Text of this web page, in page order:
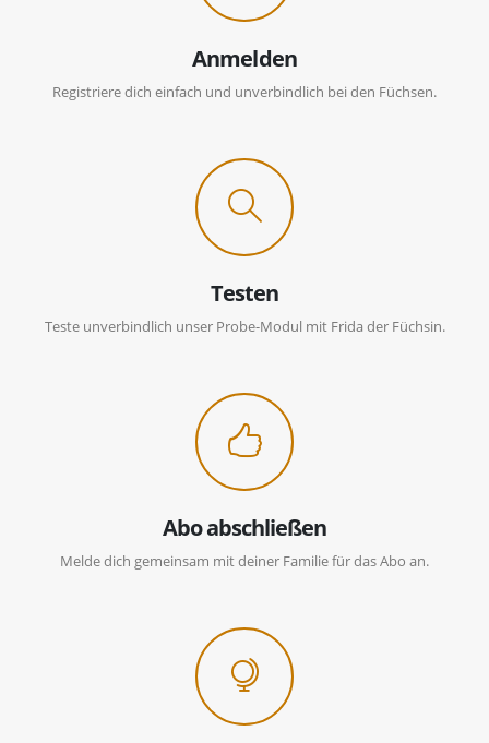
Anmelden
Registriere dich einfach und unverbindlich bei den Füchsen.
Testen
Teste unverbindlich unser Probe-Modul mit Frida der Füchsin.
Abo abschließen
Melde dich gemeinsam mit deiner Familie für das Abo an.